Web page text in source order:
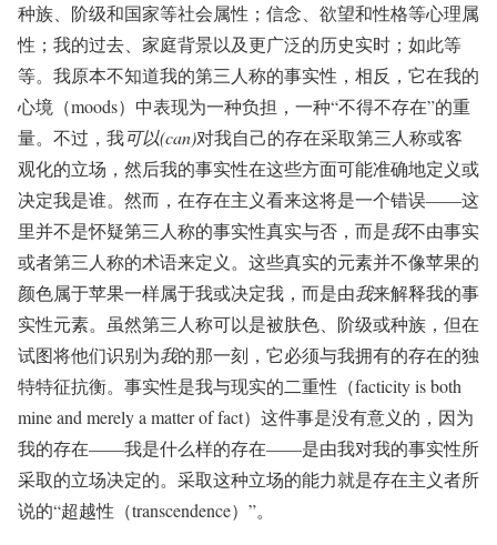
种族、阶级和国家等社会属性；信念、欲望和性格等心理属
性；我的过去、家庭背景以及更广泛的历史实时；如此等
等。我原本不知道我的第三人称的事实性，相反，它在我的
心境（moods）中表现为一种负担，一种“不得不存在”的重
量。不过，我可以(can)对我自己的存在采取第三人称或客
观化的立场，然后我的事实性在这些方面可能准确地定义或
决定我是谁。然而，在存在主义看来这将是一个错误——这
里并不是怀疑第三人称的事实性真实与否，而是我不由事实
或者第三人称的术语来定义。这些真实的元素并不像苹果的
颜色属于苹果一样属于我或决定我，而是由我来解释我的事
实性元素。虽然第三人称可以是被肤色、阶级或种族，但在
试图将他们识别为我的那一刻，它必须与我拥有的存在的独
特特征抗衡。事实性是我与现实的二重性（facticity is both
mine and merely a matter of fact）这件事是没有意义的，因为
我的存在——我是什么样的存在——是由我对我的事实性所
采取的立场决定的。采取这种立场的能力就是存在主义者所
说的“超越性（transcendence）”。